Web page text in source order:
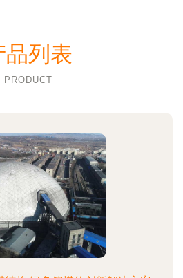
品列表
PRODUCT